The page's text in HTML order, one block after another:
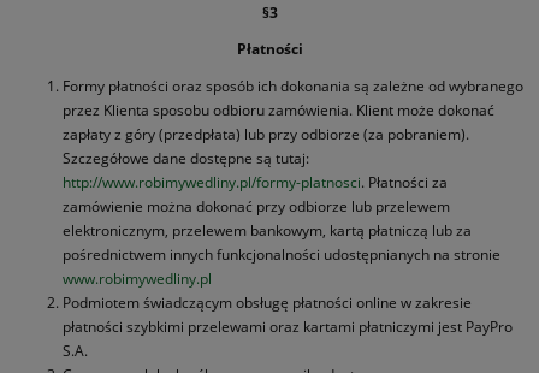
§3
Płatności
Formy płatności oraz sposób ich dokonania są zależne od wybranego
przez Klienta sposobu odbioru zamówienia. Klient może dokonać
zapłaty z góry (przedpłata) lub przy odbiorze (za pobraniem).
Szczegółowe dane dostępne są tutaj:
http://www.robimywedliny.pl/formy-platnosci. Płatności za
zamówienie można dokonać przy odbiorze lub przelewem
elektronicznym, przelewem bankowym, kartą płatniczą lub za
pośrednictwem innych funkcjonalności udostępnianych na stronie
www.robimywedliny.pl
Podmiotem świadczącym obsługę płatności online w zakresie
płatności szybkimi przelewami oraz kartami płatniczymi jest PayPro
S.A.